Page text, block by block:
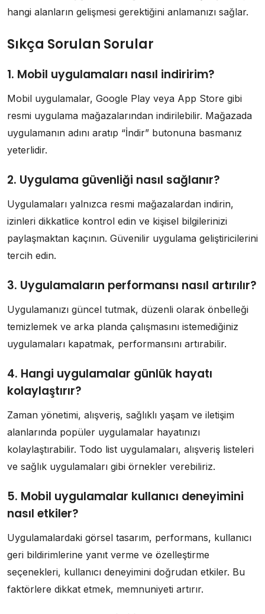
hangi alanların gelişmesi gerektiğini anlamanızı sağlar.
Sıkça Sorulan Sorular
1. Mobil uygulamaları nasıl indiririm?
Mobil uygulamalar, Google Play veya App Store gibi
resmi uygulama mağazalarından indirilebilir. Mağazada
uygulamanın adını aratıp “İndir” butonuna basmanız
yeterlidir.
2. Uygulama güvenliği nasıl sağlanır?
Uygulamaları yalnızca resmi mağazalardan indirin,
izinleri dikkatlice kontrol edin ve kişisel bilgilerinizi
paylaşmaktan kaçının. Güvenilir uygulama geliştiricilerini
tercih edin.
3. Uygulamaların performansı nasıl artırılır?
Uygulamanızı güncel tutmak, düzenli olarak önbelleği
temizlemek ve arka planda çalışmasını istemediğiniz
uygulamaları kapatmak, performansını artırabilir.
4. Hangi uygulamalar günlük hayatı
kolaylaştırır?
Zaman yönetimi, alışveriş, sağlıklı yaşam ve iletişim
alanlarında popüler uygulamalar hayatınızı
kolaylaştırabilir. Todo list uygulamaları, alışveriş listeleri
ve sağlık uygulamaları gibi örnekler verebiliriz.
5. Mobil uygulamalar kullanıcı deneyimini
nasıl etkiler?
Uygulamalardaki görsel tasarım, performans, kullanıcı
geri bildirimlerine yanıt verme ve özelleştirme
seçenekleri, kullanıcı deneyimini doğrudan etkiler. Bu
faktörlere dikkat etmek, memnuniyeti artırır.